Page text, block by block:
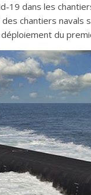
19 dans les
chantiers navals
du